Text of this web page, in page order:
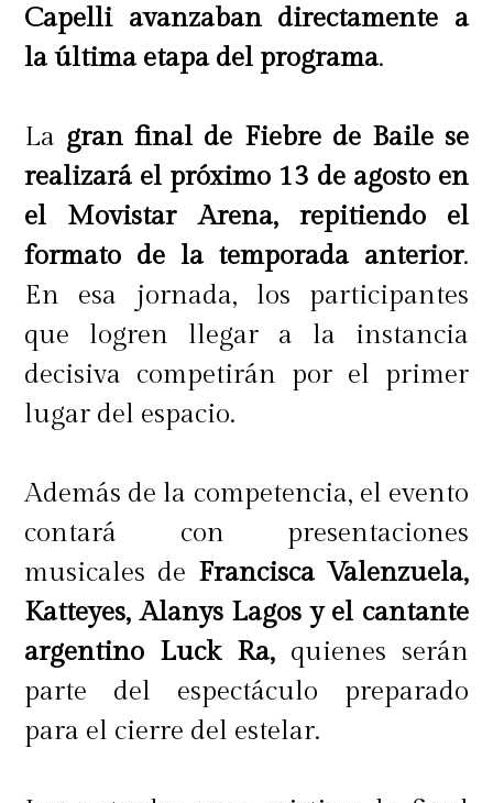
Capelli avanzaban directamente a
la última etapa del programa.
La gran final de Fiebre de Baile se
realizará el próximo 13 de agosto en
el Movistar Arena, repitiendo el
formato de la temporada anterior.
En esa jornada, los participantes
que logren llegar a la instancia
decisiva competirán por el primer
lugar del espacio.
Además de la competencia, el evento
contará con presentaciones
musicales de Francisca Valenzuela,
Katteyes, Alanys Lagos y el cantante
argentino Luck Ra,quienes serán
parte del espectáculo preparado
para el cierre del estelar.